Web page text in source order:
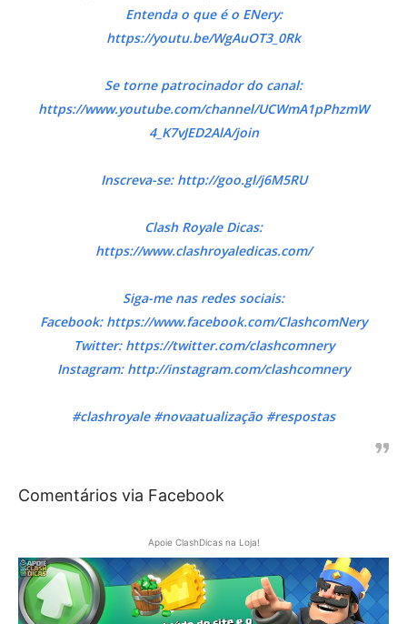
Entenda o que é o ENery:
https://youtu.be/WgAuOT3_0Rk
Se torne patrocinador do canal:
https://www.youtube.com/channel/UCWmA1pPhzmW
4_K7vJED2AlA/join
Inscreva-se: http://goo.gl/j6M5RU
Clash Royale Dicas:
https://www.clashroyaledicas.com/
Siga-me nas redes sociais:
Facebook: https://www.facebook.com/ClashcomNery
Twitter: https://twitter.com/clashcomnery
Instagram: http://instagram.com/clashcomnery
#clashroyale #novaatualização #respostas
Comentários via Facebook
Apoie ClashDicas na Loja!